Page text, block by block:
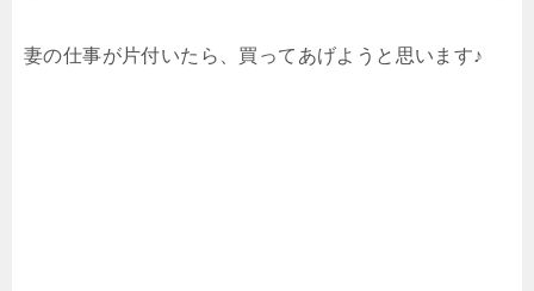
妻の仕事が片付いたら、買ってあげようと思います♪